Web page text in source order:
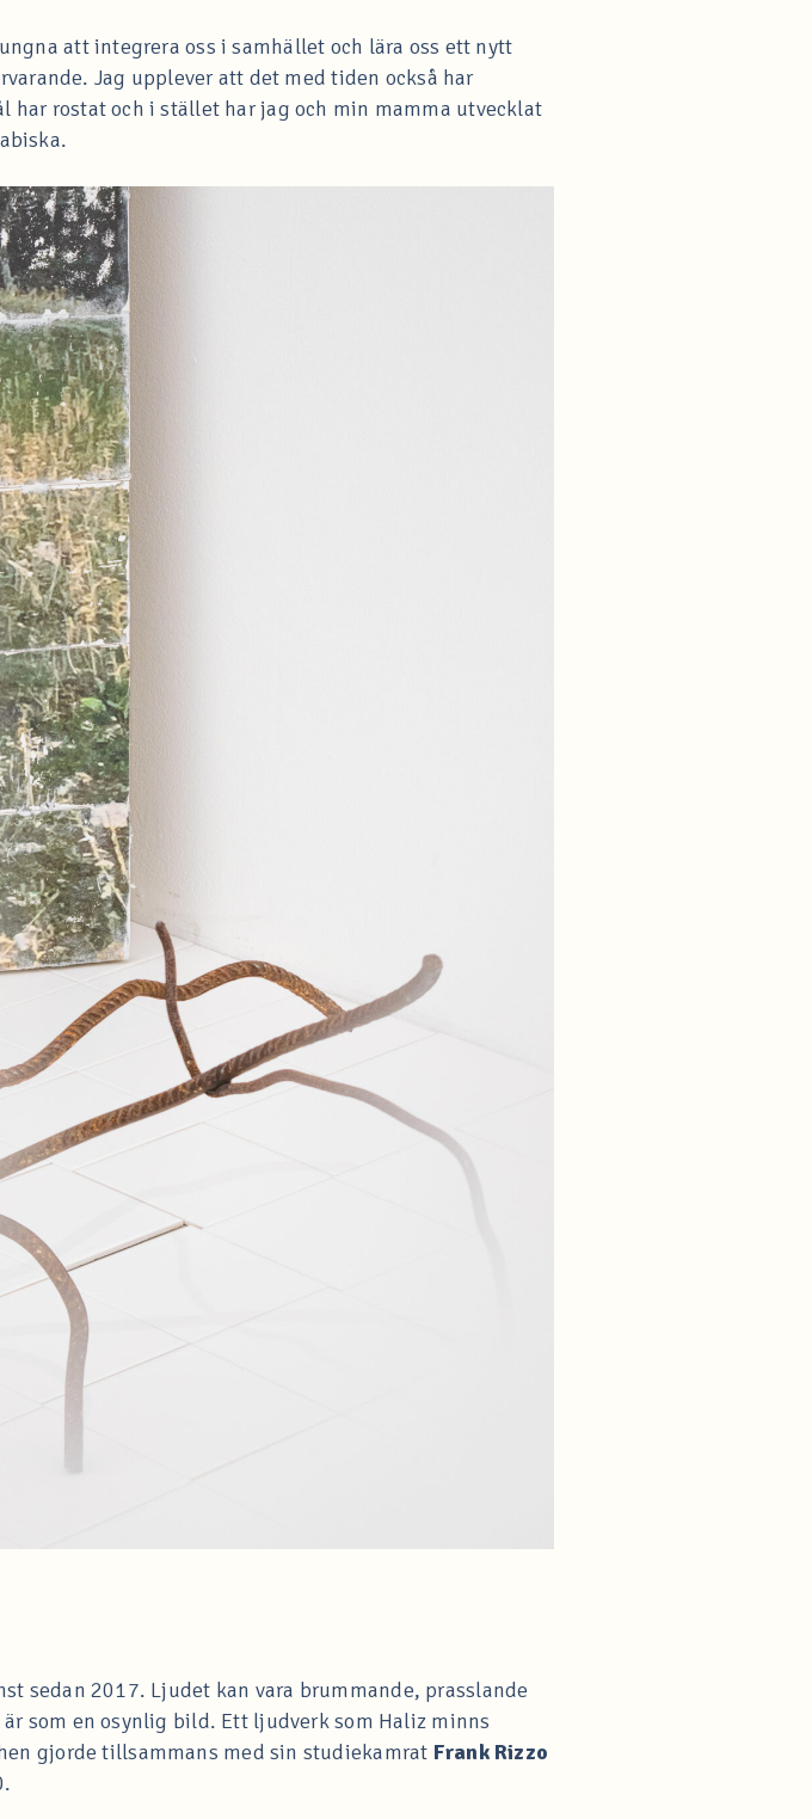
att integrera oss i samhället och lära oss ett nytt
Jag upplever att det med tiden också har
rostat och i stället har jag och min mamma utvecklat
sedan 2017. Ljudet kan vara brummande, prasslande
som en osynlig bild. Ett ljudverk som Haliz minns
gjorde tillsammans med sin studiekamrat Frank Rizzo